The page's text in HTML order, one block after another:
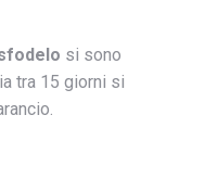
si sono
tra 15 giorni si